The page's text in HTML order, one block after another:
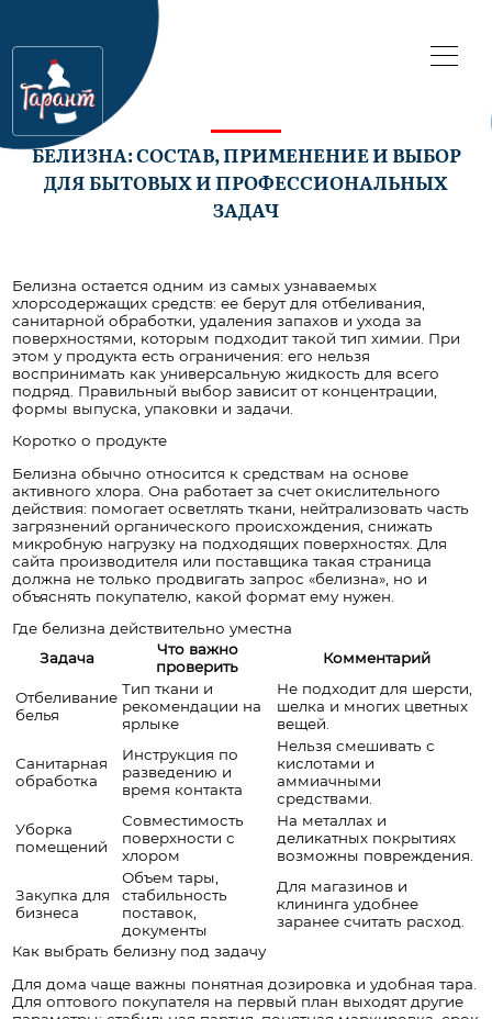
БЕЛИЗНА: СОСТАВ, ПРИМЕНЕНИЕ И ВЫБОР
ДЛЯ БЫТОВЫХ И ПРОФЕССИОНАЛЬНЫХ
ЗАДАЧ
Белизна остается одним из самых узнаваемых
хлорсодержащих средств: ее берут для отбеливания,
санитарной обработки, удаления запахов и ухода за
поверхностями, которым подходит такой тип химии. При
этом у продукта есть ограничения: его нельзя
воспринимать как универсальную жидкость для всего
подряд. Правильный выбор зависит от концентрации,
формы выпуска, упаковки и задачи.
Коротко о продукте
Белизна обычно относится к средствам на основе
активного хлора. Она работает за счет окислительного
действия: помогает осветлять ткани, нейтрализовать часть
загрязнений органического происхождения, снижать
микробную нагрузку на подходящих поверхностях. Для
сайта производителя или поставщика такая страница
должна не только продвигать запрос «белизна», но и
объяснять покупателю, какой формат ему нужен.
Где белизна действительно уместна
Задача
Что важно
проверить
Комментарий
Отбеливание
белья
Тип ткани и
рекомендации на
ярлыке
Не подходит для шерсти,
шелка и многих цветных
вещей.
Санитарная
обработка
Инструкция по
разведению и
время контакта
Нельзя смешивать с
кислотами и
аммиачными
средствами.
Уборка
помещений
Совместимость
поверхности с
хлором
На металлах и
деликатных покрытиях
возможны повреждения.
Закупка для
бизнеса
Объем тары,
стабильность
поставок,
документы
Для магазинов и
клининга удобнее
заранее считать расход.
Как выбрать белизну под задачу
Для дома чаще важны понятная дозировка и удобная тара.
Для оптового покупателя на первый план выходят другие